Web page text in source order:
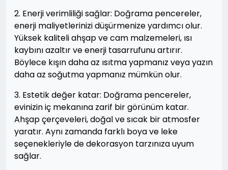
2. Enerji verimliliği sağlar: Doğrama pencereler,
enerji maliyetlerinizi düşürmenize yardımcı olur.
Yüksek kaliteli ahşap ve cam malzemeleri, ısı
kaybını azaltır ve enerji tasarrufunu artırır.
Böylece kışın daha az ısıtma yapmanız veya yazın
daha az soğutma yapmanız mümkün olur.
3. Estetik değer katar: Doğrama pencereler,
evinizin iç mekanına zarif bir görünüm katar.
Ahşap çerçeveleri, doğal ve sıcak bir atmosfer
yaratır. Aynı zamanda farklı boya ve leke
seçenekleriyle de dekorasyon tarzınıza uyum
sağlar.